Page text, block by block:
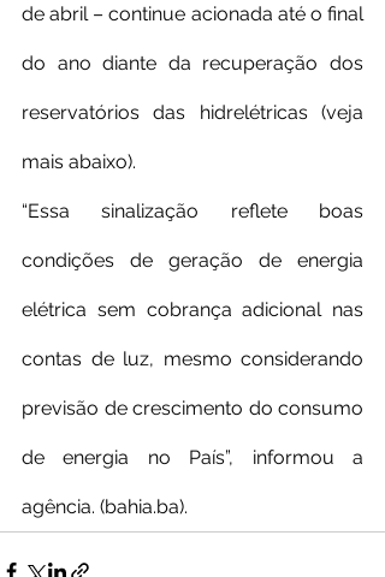
de abril – continue acionada até o final
do ano diante da recuperação dos
reservatórios das hidrelétricas (veja
mais abaixo).
“Essa sinalização reflete boas
condições de geração de energia
elétrica sem cobrança adicional nas
contas de luz, mesmo considerando
previsão de crescimento do consumo
de energia no País”, informou a
agência. (bahia.ba).